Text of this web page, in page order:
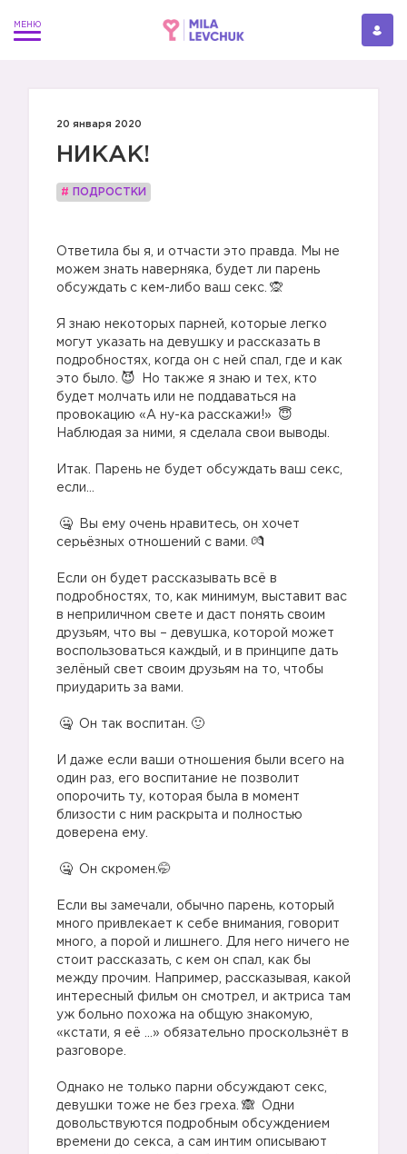
20 января 2020
НИКАК!
# ПОДРОСТКИ
Ответила бы я, и отчасти это правда. Мы не
можем знать наверняка, будет ли парень
обсуждать с кем-либо ваш секс.
Я знаю некоторых парней, которые легко
могут указать на девушку и рассказать в
подробностях, когда он с ней спал, где и как
это было.
Но также я знаю и тех, кто
будет молчать или не поддаваться на
провокацию «А ну-ка расскажи!»
Наблюдая за ними, я сделала свои выводы.
Итак. Парень не будет обсуждать ваш секс,
если…
Вы ему очень нравитесь, он хочет
серьёзных отношений с вами.
Если он будет рассказывать всё в
подробностях, то, как минимум, выставит вас
в неприличном свете и даст понять своим
друзьям, что вы – девушка, которой может
воспользоваться каждый, и в принципе дать
зелёный свет своим друзьям на то, чтобы
приударить за вами.
Он так воспитан.
И даже если ваши отношения были всего на
один раз, его воспитание не позволит
опорочить ту, которая была в момент
близости с ним раскрыта и полностью
доверена ему.
Он скромен.🤭
Если вы замечали, обычно парень, который
много привлекает к себе внимания, говорит
много, а порой и лишнего. Для него ничего не
стоит рассказать, с кем он спал, как бы
между прочим. Например, рассказывая, какой
интересный фильм он смотрел, и актриса там
уж больно похожа на общую знакомую,
«кстати, я её ...» обязательно проскользнёт в
разговоре.
Однако не только парни обсуждают секс,
девушки тоже не без греха.
Одни
довольствуются подробным обсуждением
времени до секса, а сам интим описывают